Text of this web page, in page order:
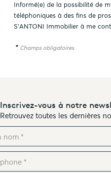
Informé(e) de la possibilité de
téléphoniques à des fins de
S'ANTONI Immobilier à me
* Champs obligatoires
Inscrivez-vous à notre
Retrouvez toutes les dernières